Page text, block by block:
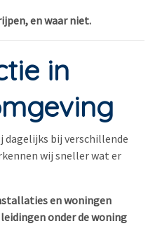
en waar niet.
in
dagelijks bij verschillende
wij sneller wat er
en woningen
onder de woning